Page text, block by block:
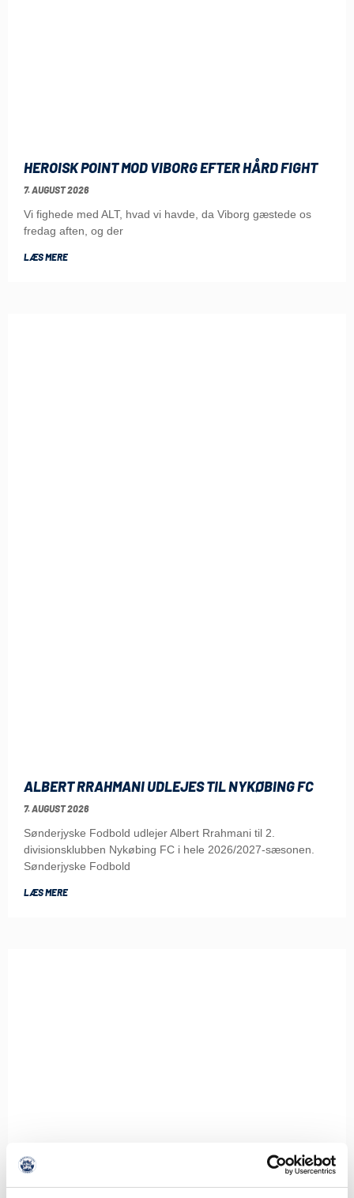
HEROISK POINT MOD VIBORG EFTER HÅRD FIGHT
7. AUGUST 2026
Vi fighede med ALT, hvad vi havde, da Viborg gæstede os
fredag aften, og der
LÆS MERE
ALBERT RRAHMANI UDLEJES TIL NYKØBING FC
7. AUGUST 2026
Sønderjyske Fodbold udlejer Albert Rrahmani til 2.
divisionsklubben Nykøbing FC i hele 2026/2027-sæsonen.
Sønderjyske Fodbold
LÆS MERE